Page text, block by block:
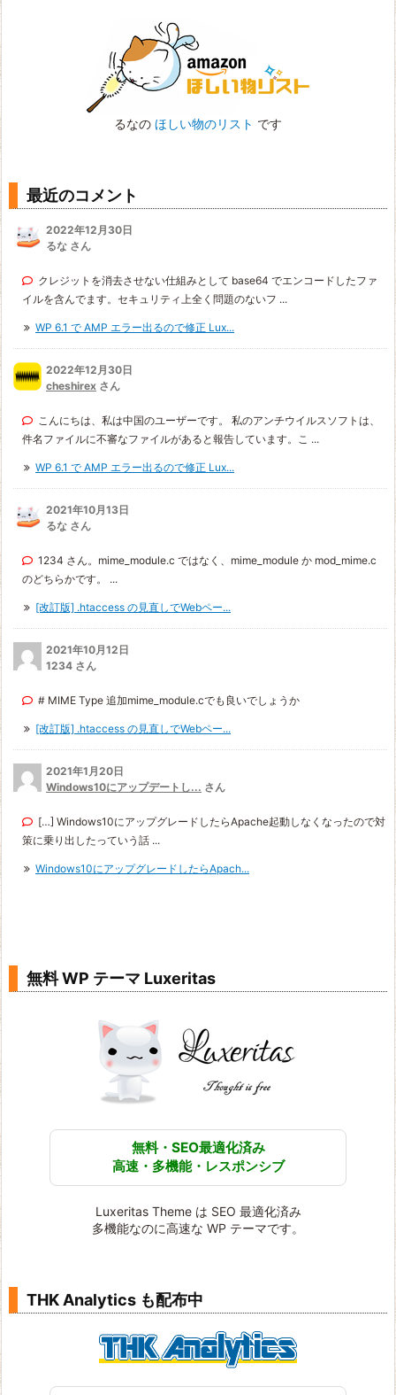
るなの ほしい物のリスト です
最近のコメント
2022年12月30日
るな さん
クレジットを消去させない仕組みとして base64 でエンコードしたファ
イルを含んでます。セキュリティ上全く問題のないフ ...
WP 6.1 で AMP エラー出るので修正 Lux...
2022年12月30日
cheshirex さん
こんにちは、私は中国のユーザーです。 私のアンチウイルスソフトは、
件名ファイルに不審なファイルがあると報告しています。こ ...
WP 6.1 で AMP エラー出るので修正 Lux...
2021年10月13日
るな さん
1234 さん。mime_module.c ではなく、mime_module か mod_mime.c
のどちらかです。 ...
[改訂版] .htaccess の見直しでWebペー...
2021年10月12日
1234 さん
# MIME Type 追加mime_module.cでも良いでしょうか
[改訂版] .htaccess の見直しでWebペー...
2021年1月20日
Windows10にアップデートし... さん
[…] Windows10にアップグレードしたらApache起動しなくなったので対
策に乗り出したっていう話 ...
Windows10にアップグレードしたらApach...
無料 WP テーマ Luxeritas
無料・SEO最適化済み
高速・多機能・レスポンシブ
Luxeritas Theme は SEO 最適化済み
多機能なのに高速な WP テーマです。
THK Analytics も配布中